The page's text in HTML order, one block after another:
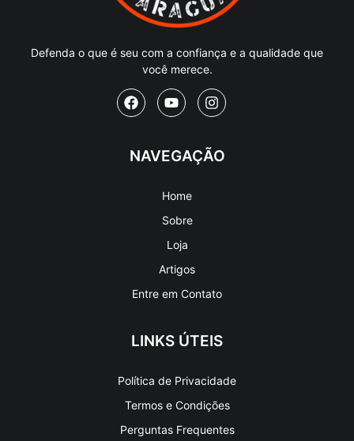
Defenda o que é seu com a confiança e a qualidade que
você merece.
NAVEGAÇÃO
Home
Sobre
Loja
Artigos
Entre em Contato
LINKS ÚTEIS
Política de Privacidade
Termos e Condições
Perguntas Frequentes